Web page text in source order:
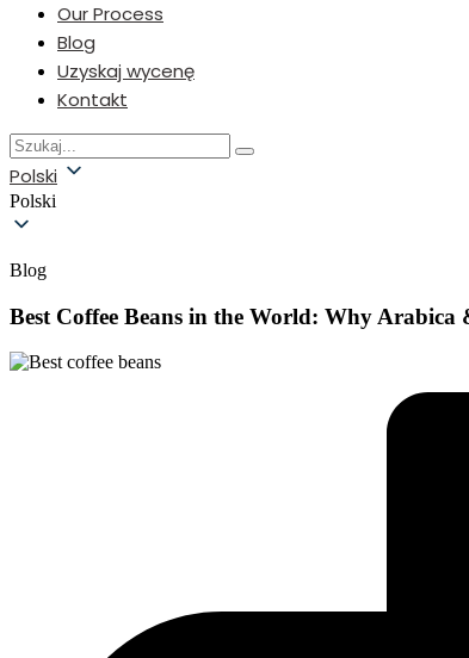
Our Process
Blog
Uzyskaj wycenę
Kontakt
Polski
Polski
Blog
Best Coffee Beans in the World: Why